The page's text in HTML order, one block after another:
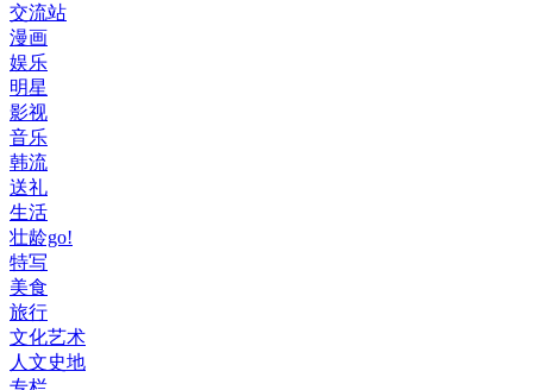
交流站
漫画
娱乐
明星
影视
音乐
韩流
送礼
生活
壮龄go!
特写
美食
旅行
文化艺术
人文史地